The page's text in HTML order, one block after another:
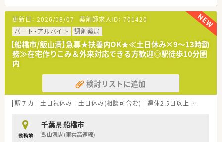
【募集背景と求める人物像について】
■店舗の勤務人員体制をさらに強化し、現場の業務負担軽減を図
るための増員による急募の求人案件となります。
■調剤業務の経験が必須となっており、即戦力としてこれまでの
スキルを活かして現場を支えてくださる方を歓迎します。
■土曜日の勤務などにも柔軟に対応していただき、周囲のスタッ
す。
【法人特徴について】
■千葉県内の佐倉市や船橋市など、県内各地で合計5つの店舗を
■地域に根差したかかりつけ薬局という考え方に重きを置き、地
域の医療機関との連携に力を入れて取り組んでおります。
■介護福祉分野も視野に入れ、各事業所のネットワークを構築し
更新日： 2026/08/07 薬剤師求人ID： 701420
パート・アルバイト
調剤薬局
【船橋市/飯山満】急募★扶養内OK★≪土日休み×9～13時勤
務≫在宅作りこみ＆外来対応できる方歓迎◎駅徒歩10分圏
内
検討リストに追加
駅チカ 土日祝休み 土日休み(相談可含む) 週休2.5日以上 未経験可
勤務地
千葉県 船橋市
飯山満駅 (東葉高速線)